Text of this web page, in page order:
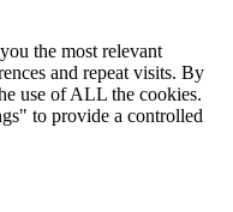
the most relevant
and repeat visits. By
use of ALL the cookies.
to provide a controlled